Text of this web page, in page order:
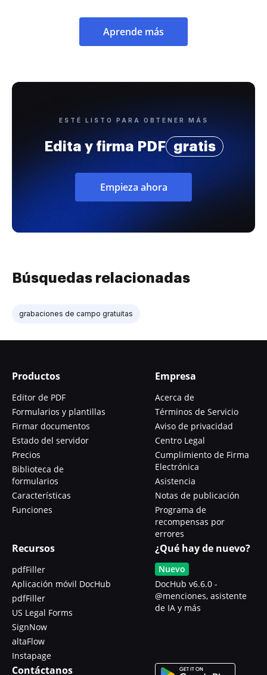
Aprende más
ESTÉ LISTO PARA OBTENER MÁS
Edita y firma PDF gratis
Empieza ahora
Búsquedas relacionadas
grabaciones de campo gratuitas
Productos
Editor de PDF
Formularios y plantillas
Firmar documentos
Estado del servidor
Precios
Biblioteca de
formularios
Características
Funciones
Empresa
Acerca de
Términos de Servicio
Aviso de privacidad
Centro Legal
Cumplimiento de Firma
Electrónica
Asistencia
Notas de publicación
Programa de
recompensas por
errores
Recursos
pdfFiller
Aplicación móvil DocHub
pdfFiller
US Legal Forms
SignNow
altaFlow
Instapage
¿Qué hay de nuevo?
Nuevo
DocHub v6.6.0 -
@menciones, asistente
de IA y más
Contáctanos